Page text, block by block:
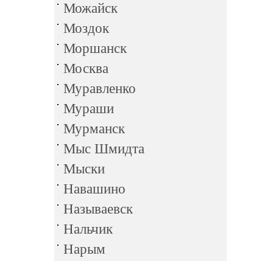
Можайск
Моздок
Моршанск
Москва
Муравленко
Мураши
Мурманск
Мыс Шмидта
Мыски
Навашино
Называевск
Нальчик
Нарым